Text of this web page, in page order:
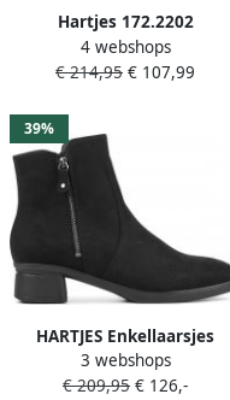
Hartjes 172.2202
30~~~~~~~~~~~~~~~~~~~
Hoge
veterschoenenDames
sneakersHalf-hoge
schoenen Taupe
4 webshops
€ 214,95 € 107,99
39%
HARTJES Enkellaarsjes
Dames 172.1902 Blues
Maat: 43 Materiaal: Nubuck
3 webshops
€ 209,95 € 126,-